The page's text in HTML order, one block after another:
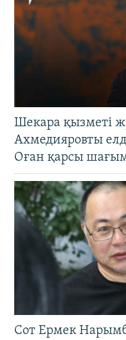
Шекара қызметі
Ахмедияровты
Оған қарсы
Сот Ермек